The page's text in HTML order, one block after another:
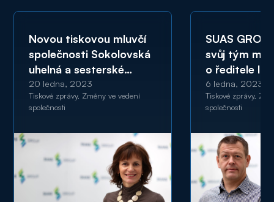
Novou tiskovou mluvčí
společnosti Sokolovská
uhelná a sesterské
skupiny SUAS GROUP
se stala Jana Pavlíková
20 ledna, 2023
Tiskové zprávy, Změny ve vedení
společnosti
SUAS
svůj tým
o ředitele IT
projektů
6 ledna, 2023
Tiskové zprávy,
společnosti